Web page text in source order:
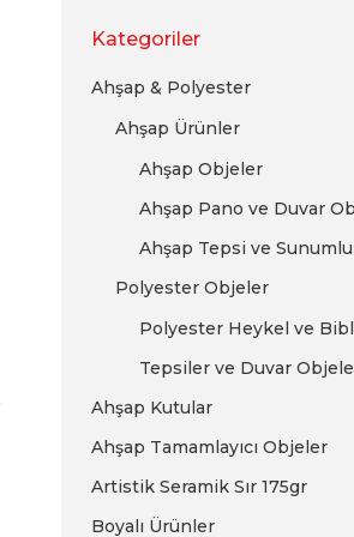
Kategoriler
Ahşap & Polyester
Ahşap Ürünler
Ahşap Objeler
Ahşap Pano ve Duvar
Ahşap Tepsi ve
Polyester Objeler
Polyester Heykel ve
Tepsiler ve Duvar
Ahşap Kutular
Ahşap Tamamlayıcı Objeler
Artistik Seramik Sır 175gr
Boyalı Ürünler